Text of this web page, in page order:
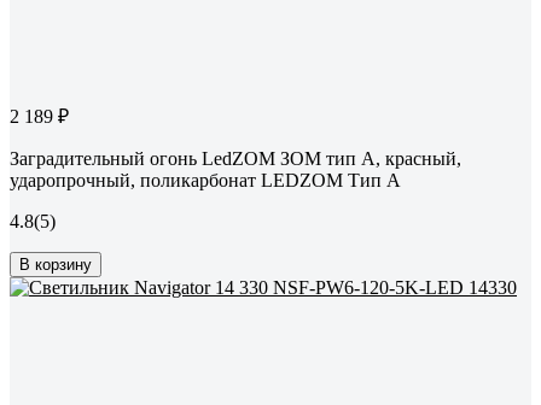
2 189 ₽
Заградительный огонь LedZOM ЗОМ тип А, красный,
ударопрочный, поликарбонат LEDZOM Тип А
4.8(5)
В корзину